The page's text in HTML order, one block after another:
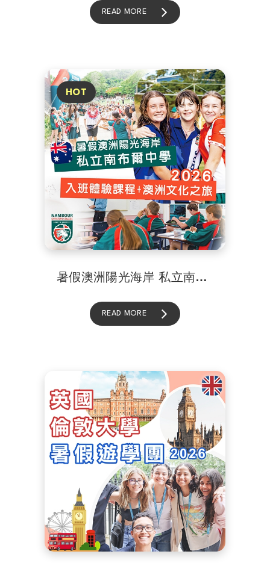
READ MORE
暑假澳洲陽光海岸 私立南布爾中學入班體驗課程+澳洲文化之旅
READ MORE